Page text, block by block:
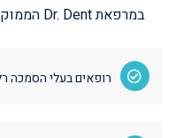
במרפאת Dr. Dent הממוקמת בחיפה. בריאותכם חשובה לנו!
רופאים בעלי הסמכה